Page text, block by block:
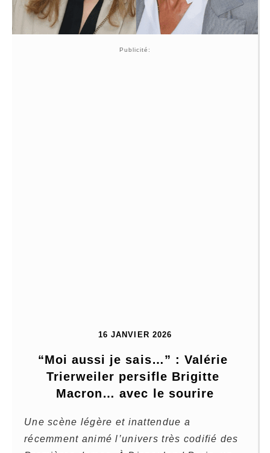
Publicité:
16 JANVIER 2026
“Moi aussi je sais…” : Valérie
Trierweiler persifle Brigitte
Macron… avec le sourire
Une scène légère et inattendue a
récemment animé l’univers très codifié des